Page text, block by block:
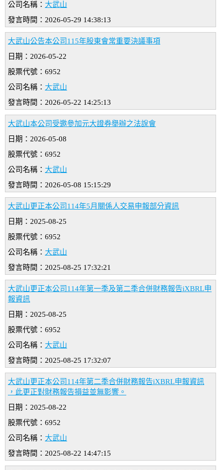
公司名稱： 大武山
發言時間：2026-05-29 14:38:13
大武山公告本公司115年股東會常重要決議事項
日期：2026-05-22
股票代號：6952
公司名稱： 大武山
發言時間：2026-05-22 14:25:13
大武山本公司受邀參加元大證券舉辦之法說會
日期：2026-05-08
股票代號：6952
公司名稱： 大武山
發言時間：2026-05-08 15:15:29
大武山更正本公司114年5月關係人交易申報部分資訊
日期：2025-08-25
股票代號：6952
公司名稱： 大武山
發言時間：2025-08-25 17:32:21
大武山更正本公司114年第一季及第二季合併財務報告iXBRL申
報資訊
日期：2025-08-25
股票代號：6952
公司名稱： 大武山
發言時間：2025-08-25 17:32:07
大武山更正本公司114年第二季合併財務報告iXBRL申報資訊
，此更正對財務報告損益並無影響。
日期：2025-08-22
股票代號：6952
公司名稱： 大武山
發言時間：2025-08-22 14:47:15